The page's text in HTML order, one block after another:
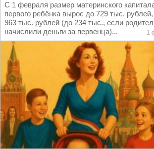
С 1 февраля размер материнского
первого ребёнка вырос до 729 тыс.
963 тыс. рублей (до 234 тыс., если
начислили деньги за первенца)...
1